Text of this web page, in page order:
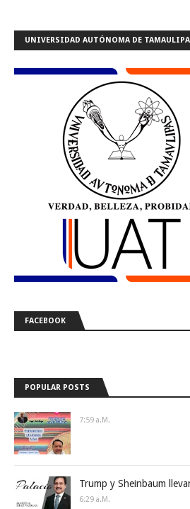
UNIVERSIDAD AUTÓNOMA DE
FACEBOOK
POPULAR POSTS
7:59 A.m.
Trump y Sheinbaum
6:29 A.m.